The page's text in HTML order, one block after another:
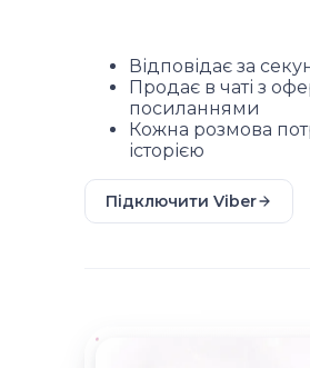
Відповідає за
Продає в чаті з
посиланнями
Кожна розмова
історією
Підключити Viber